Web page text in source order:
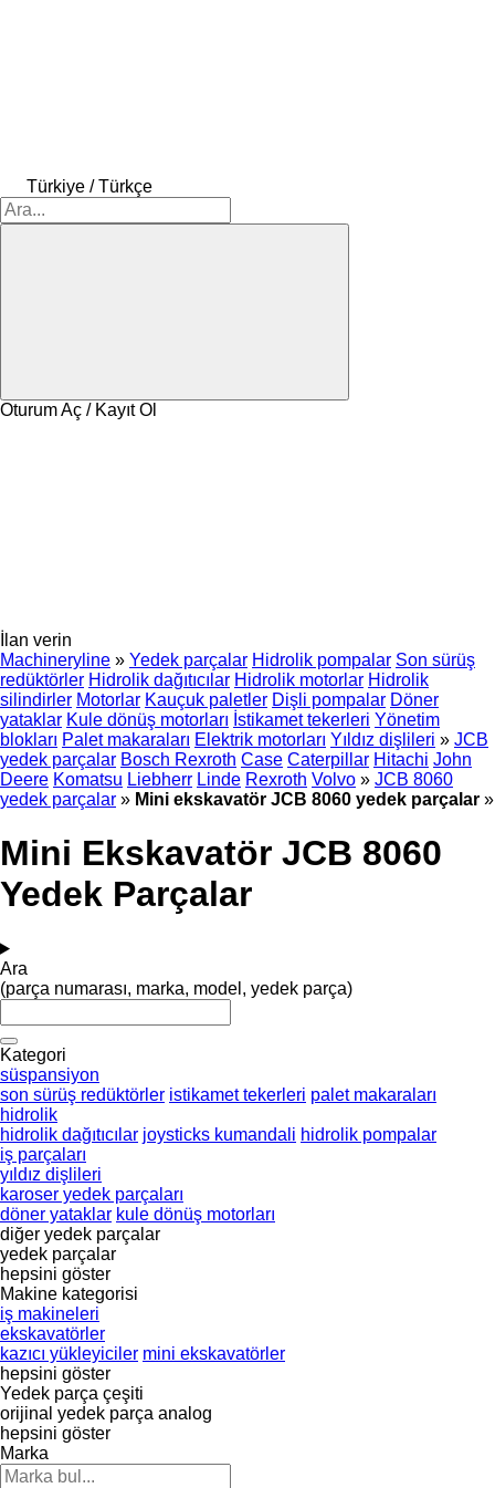
Türkiye / Türkçe
Oturum Aç / Kayıt Ol
İlan verin
Machineryline » Yedek parçalar Hidrolik pompalar Son sürüş
redüktörler Hidrolik dağıtıcılar Hidrolik motorlar Hidrolik
silindirler Motorlar Kauçuk paletler Dişli pompalar Döner
yataklar Kule dönüş motorları İstikamet tekerleri Yönetim
blokları Palet makaraları Elektrik motorları Yıldız dişlileri » JCB
yedek parçalar Bosch Rexroth Case Caterpillar Hitachi John
Deere Komatsu Liebherr Linde Rexroth Volvo » JCB 8060
yedek parçalar » Mini ekskavatör JCB 8060 yedek parçalar »
Mini Ekskavatör JCB 8060
Yedek Parçalar
Ara
(parça numarası, marka, model, yedek parça)
Kategori
süspansiyon
son sürüş redüktörler istikamet tekerleri palet makaraları
hidrolik
hidrolik dağıtıcılar joysticks kumandali hidrolik pompalar
iş parçaları
yıldız dişlileri
karoser yedek parçaları
döner yataklar kule dönüş motorları
diğer yedek parçalar
yedek parçalar
hepsini göster
Makine kategorisi
iş makineleri
ekskavatörler
kazıcı yükleyiciler mini ekskavatörler
hepsini göster
Yedek parça çeşiti
orijinal yedek parça analog
hepsini göster
Marka